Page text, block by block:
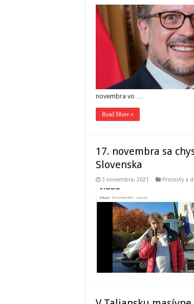
novembra vo …
Read More »
17. novembra sa
Slovenska
3 novembra, 2021 Protesty a